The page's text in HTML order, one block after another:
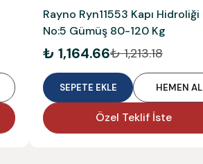
Rayno Ryn11553 Kapı Hidroliği
No:5 Gümüş 80-120 Kg
₺ 1,164.66₺ 1,213.18
SEPETE EKLE HEMEN AL
Özel Teklif İste